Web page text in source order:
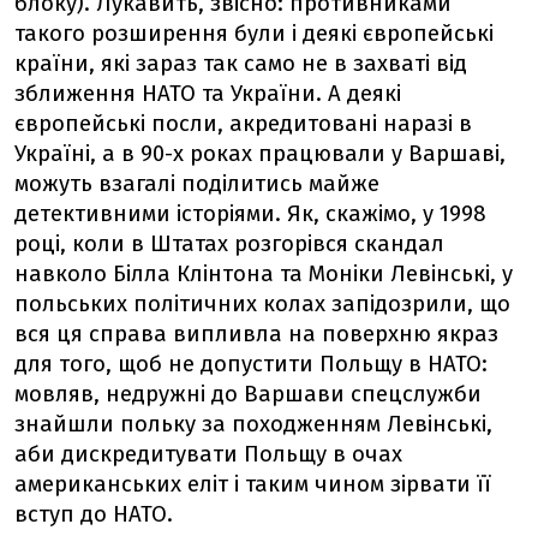
такого розширення були і деякі європейські
країни, які зараз так само не в захваті від
зближення НАТО та України. А деякі
європейські посли, акредитовані наразі в
Україні, а в 90-х роках працювали у Варшаві,
можуть взагалі поділитись майже
детективними історіями. Як, скажімо, у 1998
році, коли в Штатах розгорівся скандал
навколо Білла Клінтона та Моніки Левінські, у
польських політичних колах запідозрили, що
вся ця справа випливла на поверхню якраз
для того, щоб не допустити Польщу в НАТО:
мовляв, недружні до Варшави спецслужби
знайшли польку за походженням Левінські,
аби дискредитувати Польщу в очах
американських еліт і таким чином зірвати її
вступ до НАТО.